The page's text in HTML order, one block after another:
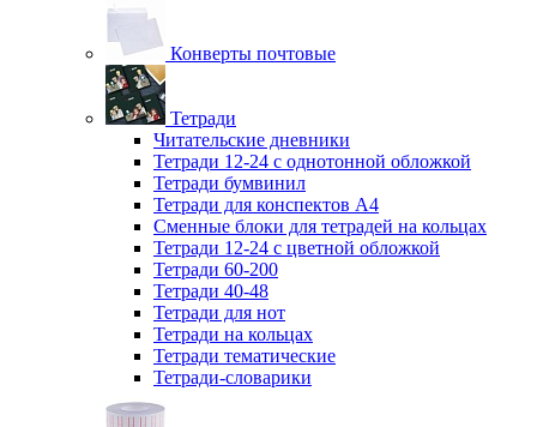
Конверты почтовые
Тетради
Читательские дневники
Тетради 12-24 с однотонной обложкой
Тетради бумвинил
Тетради для конспектов А4
Сменные блоки для тетрадей на кольцах
Тетради 12-24 с цветной обложкой
Тетради 60-200
Тетради 40-48
Тетради для нот
Тетради на кольцах
Тетради тематические
Тетради-словарики